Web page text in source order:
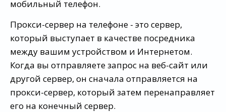
мобильный телефон.
Прокси-сервер на телефоне - это сервер,
который выступает в качестве посредника
между вашим устройством и Интернетом.
Когда вы отправляете запрос на веб-сайт или
другой сервер, он сначала отправляется на
прокси-сервер, который затем перенаправляет
его на конечный сервер.